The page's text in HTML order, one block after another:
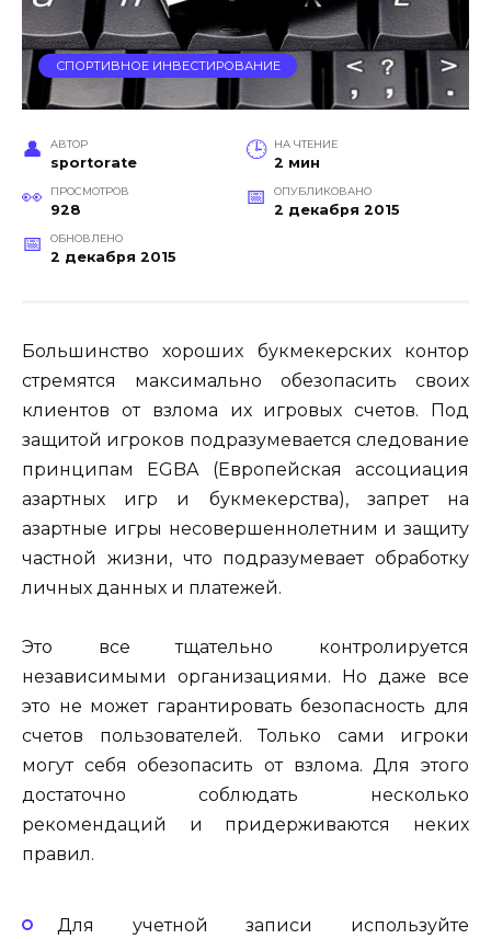
СПОРТИВНОЕ ИНВЕСТИРОВАНИЕ
АВТОР
sportorate
НА ЧТЕНИЕ
2 мин
ПРОСМОТРОВ
928
ОПУБЛИКОВАНО
2 декабря 2015
ОБНОВЛЕНО
2 декабря 2015
Большинство хороших букмекерских контор
стремятся максимально обезопасить своих
клиентов от взлома их игровых счетов. Под
защитой игроков подразумевается следование
принципам EGBA (Европейская ассоциация
азартных игр и букмекерства), запрет на
азартные игры несовершеннолетним и защиту
частной жизни, что подразумевает обработку
личных данных и платежей.
Это все тщательно контролируется
независимыми
организациями. Но даже все
это не может гарантироватьбезопасность для
счетов пользователей. Только сами игроки
могут себя обезопасить от взлома. Для этого
достаточно соблюдать несколько
рекомендаций и придерживаются
неких
правил.
Для
учетной записи используйте